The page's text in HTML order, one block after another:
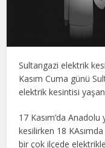
Sultangazi elektrik
Kasım Cuma günü
elektrik kesintisi
17 Kasım’da
kesilirken 18
bir çok ilçede